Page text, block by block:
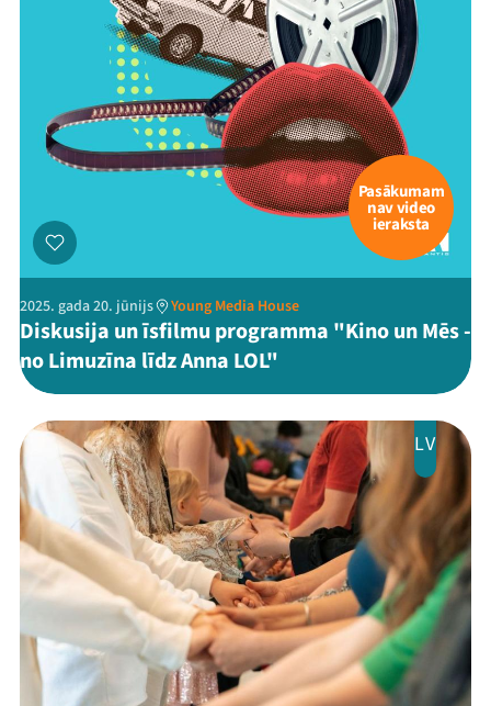
Pasākumam
nav video
ieraksta
2025. gada 20. jūnijs Young Media House
Diskusija un īsfilmu programma "Kino un Mēs -
no Limuzīna līdz Anna LOL"
LV